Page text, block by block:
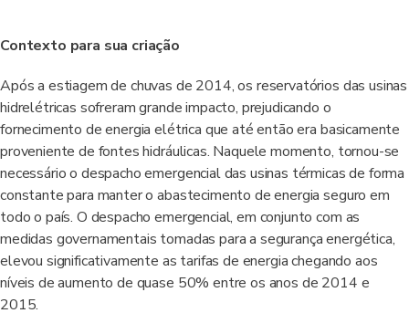
Contexto para sua criação
Após a estiagem de chuvas de 2014, os reservatórios das usinas
hidrelétricas sofreram grande impacto, prejudicando o
fornecimento de energia elétrica que até então era basicamente
proveniente de fontes hidráulicas. Naquele momento, tornou-se
necessário o despacho emergencial das usinas térmicas de forma
constante para manter o abastecimento de energia seguro em
todo o país. O despacho emergencial, em conjunto com as
medidas governamentais tomadas para a segurança energética,
elevou significativamente as tarifas de energia chegando aos
níveis de aumento de quase 50% entre os anos de 2014 e
2015.